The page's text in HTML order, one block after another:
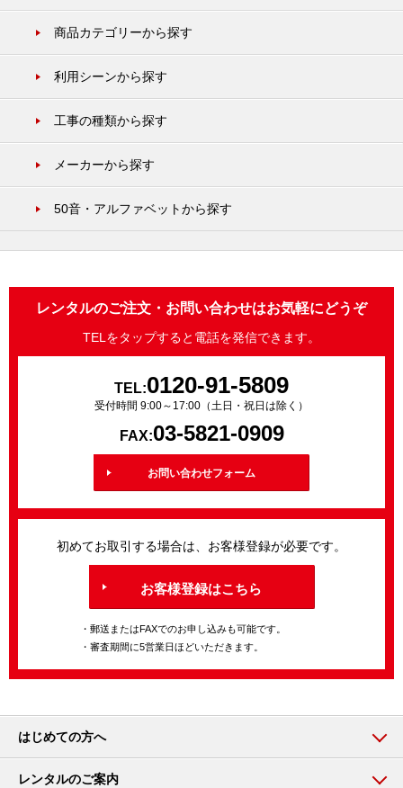
商品カテゴリーから探す
利用シーンから探す
工事の種類から探す
メーカーから探す
50音・アルファベットから探す
レンタルのご注文・お問い合わせはお気軽にどうぞ
TELをタップすると電話を発信できます。
TEL:0120-91-5809
受付時間 9:00～17:00（土日・祝日は除く）
FAX:03-5821-0909
お問い合わせフォーム
初めてお取引する場合は、お客様登録が必要です。
お客様登録はこちら
・郵送またはFAXでのお申し込みも可能です。
・審査期間に5営業日ほどいただきます。
はじめての方へ
レンタルのご案内